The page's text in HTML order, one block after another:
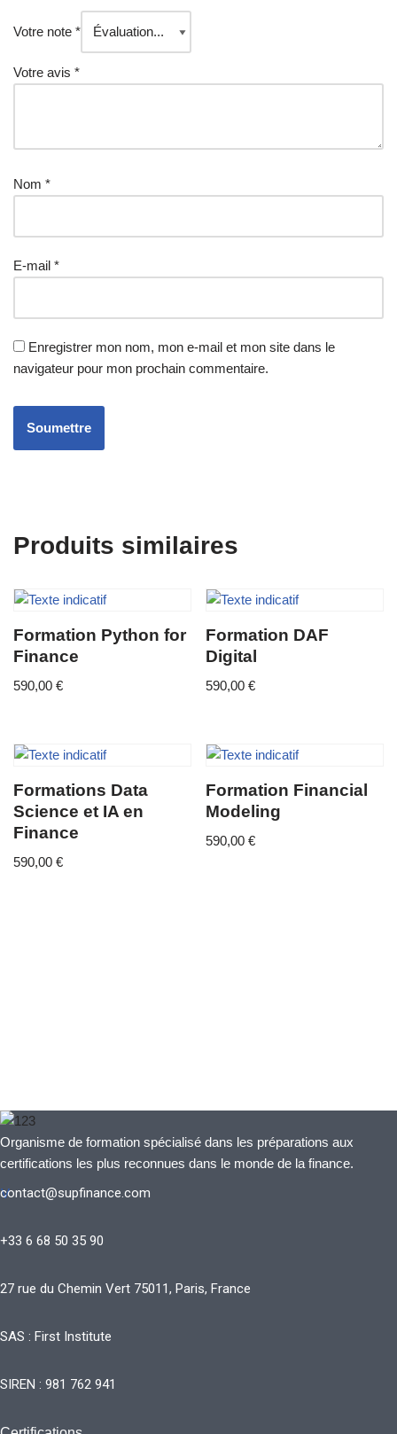
Votre note *
Votre avis *
Nom *
E-mail *
Enregistrer mon nom, mon e-mail et mon site dans le
navigateur pour mon prochain commentaire.
Produits similaires
Formation Python for
Finance
590,00 €
Formation DAF
Digital
590,00€
Formations Data
Science et IA en
Finance
590,00 €
Formation Financial
Modeling
590,00€
Organisme de formation spécialisé dans les préparations aux
certifications les plus reconnues dans le monde de la finance.
contact@supfinance.com
+33 6 68 50 35 90
27 rue du Chemin Vert 75011, Paris, France
SAS : First Institute
SIREN : 981 762 941